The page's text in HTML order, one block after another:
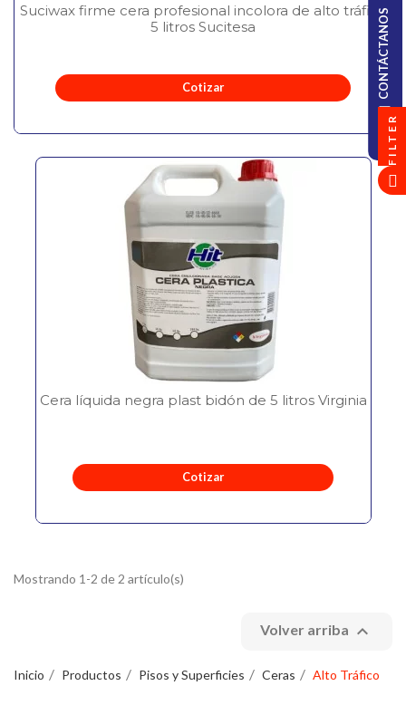
Inicio Productos Pisos y Superficies Ceras Alto Tráfico
Suciwax firme cera profesional incolora de alto tráfico
5 litros Sucitesa
Cotizar
Cera líquida negra plast bidón de 5 litros Virginia
Cotizar
Mostrando 1-2 de 2 artículo(s)
Volver arriba 
CONTÁCTANOS
FILTER